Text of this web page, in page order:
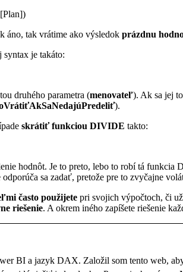
áno, tak vrátime ako výsledok prázdnu
syntax je takáto:
druhého parametra (menovateľ). Ak sa jej
).
skrátiť funkciou DIVIDE takto:
hodnôt. Je to preto, lebo to robí tá
odporúča sa zadať, pretože pre to zvyčajne
často použijete pri svojich výpočtoch, či
riešenie. A okrem iného zapíšete riešenie
BI a jazyk DAX. Založil som tento web,